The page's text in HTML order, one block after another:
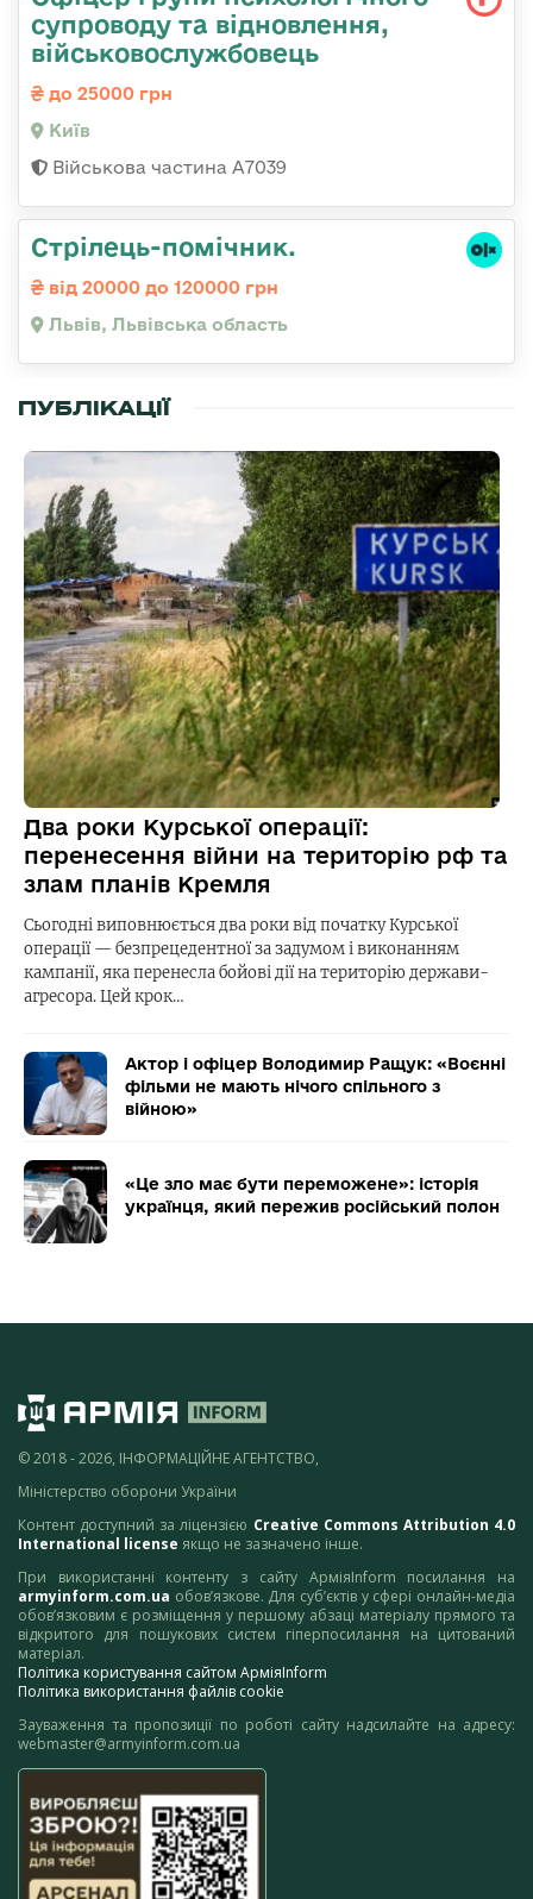
супроводу та відновлення,
військовослужбовець
до 25000 грн
Київ
Військова частина А7039
Стрілець-помічник.
від 20000 до 120000 грн
Львів, Львівська область
ПУБЛІКАЦІЇ
Два роки Курської операції:
перенесення війни на територію рф та
злам планів Кремля
Сьогодні виповнюється два роки від початку Курської
операції — безпрецедентної за задумом і виконанням
кампанії, яка перенесла бойові дії на територію держави-
агресора. Цей крок…
Актор і офіцер Володимир Ращук: «Воєнні
фільми не мають нічого спільного з
війною»
«Це зло має бути переможене»: історія
українця, який пережив російський полон
© 2018 - 2026, ІНФОРМАЦІЙНЕ АГЕНТСТВО,
Міністерство оборони України
Контент доступний за ліцензією Creative Commons Attribution 4.0
International license якщо не зазначено інше.
При використанні контенту з сайту АрміяInform посилання на
armyinform.com.ua обов’язкове. Для суб’єктів у сфері онлайн-медіа
обов’язковим є розміщення у першому абзаці матеріалу прямого та
відкритого для пошукових систем гіперпосилання на цитований
матеріал.
Політика користування сайтом АрміяInform
Політика використання файлів cookie
Зауваження та пропозиції по роботі сайту надсилайте на адресу:
webmaster@armyinform.com.ua